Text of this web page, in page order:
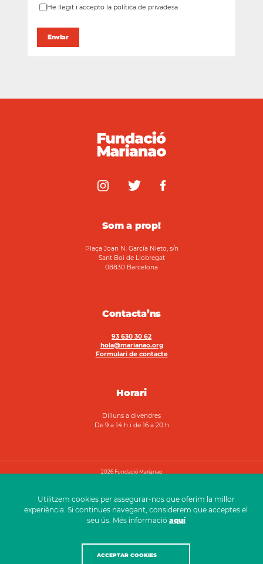
Utilitzem cookies per assegurar-nos que oferim la millor
experiència. Si continues navegant, considerem que acceptes el
seu ús. Més informació aquí
ACCEPTAR COOKIES
He llegit i accepto la política de privadesa
Som a prop!
Plaça Joan N. García Nieto, s/n
Sant Boi de Llobregat
08830 Barcelona
Contacta’ns
93 630 30 62
hola@marianao.org
Formulari de contacte
Horari
Dilluns a divendres
De 9 a 14 h i de 16 a 20 h
2026 Fundació Marianao